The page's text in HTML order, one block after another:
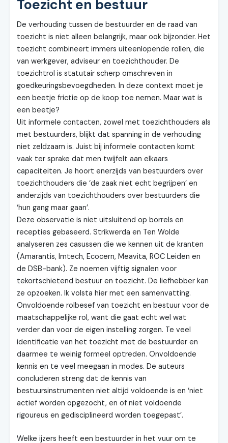
Toezicht en bestuur
De verhouding tussen de bestuurder en de raad van
toezicht is niet alleen belangrijk, maar ook bijzonder. Het
toezicht combineert immers uiteenlopende rollen, die
van werkgever, adviseur en toezichthouder. De
toezichtrol is statutair scherp omschreven in
goedkeuringsbevoegdheden. In deze context moet je
een beetje frictie op de koop toe nemen. Maar wat is
een beetje?
Uit informele contacten, zowel met toezichthouders als
met bestuurders, blijkt dat spanning in de verhouding
niet zeldzaam is. Juist bij informele contacten komt
vaak ter sprake dat men twijfelt aan elkaars
capaciteiten. Je hoort enerzijds van bestuurders over
toezichthouders die ‘de zaak niet echt begrijpen’ en
anderzijds van toezichthouders over bestuurders die
‘hun gang maar gaan’.
Deze observatie is niet uitsluitend op borrels en
recepties gebaseerd. Strikwerda en Ten Wolde
analyseren zes casussen die we kennen uit de kranten
(Amarantis, Imtech, Ecocern, Meavita, ROC Leiden en
de DSB-bank). Ze noemen vijftig signalen voor
tekortschietend bestuur en toezicht. De liefhebber kan
ze opzoeken. Ik volsta hier met een samenvatting.
Onvoldoende rolbesef van toezicht en bestuur voor de
maatschappelijke rol, want die gaat echt wel wat
verder dan voor de eigen instelling zorgen. Te veel
identificatie van het toezicht met de bestuurder en
daarmee te weinig formeel optreden. Onvoldoende
kennis en te veel meegaan in modes. De auteurs
concluderen streng dat de kennis van
bestuursinstrumenten niet altijd voldoende is en ‘niet
actief worden opgezocht, en of niet voldoende
rigoureus en gedisciplineerd worden toegepast’.
Welke ijzers heeft een bestuurder in het vuur om te